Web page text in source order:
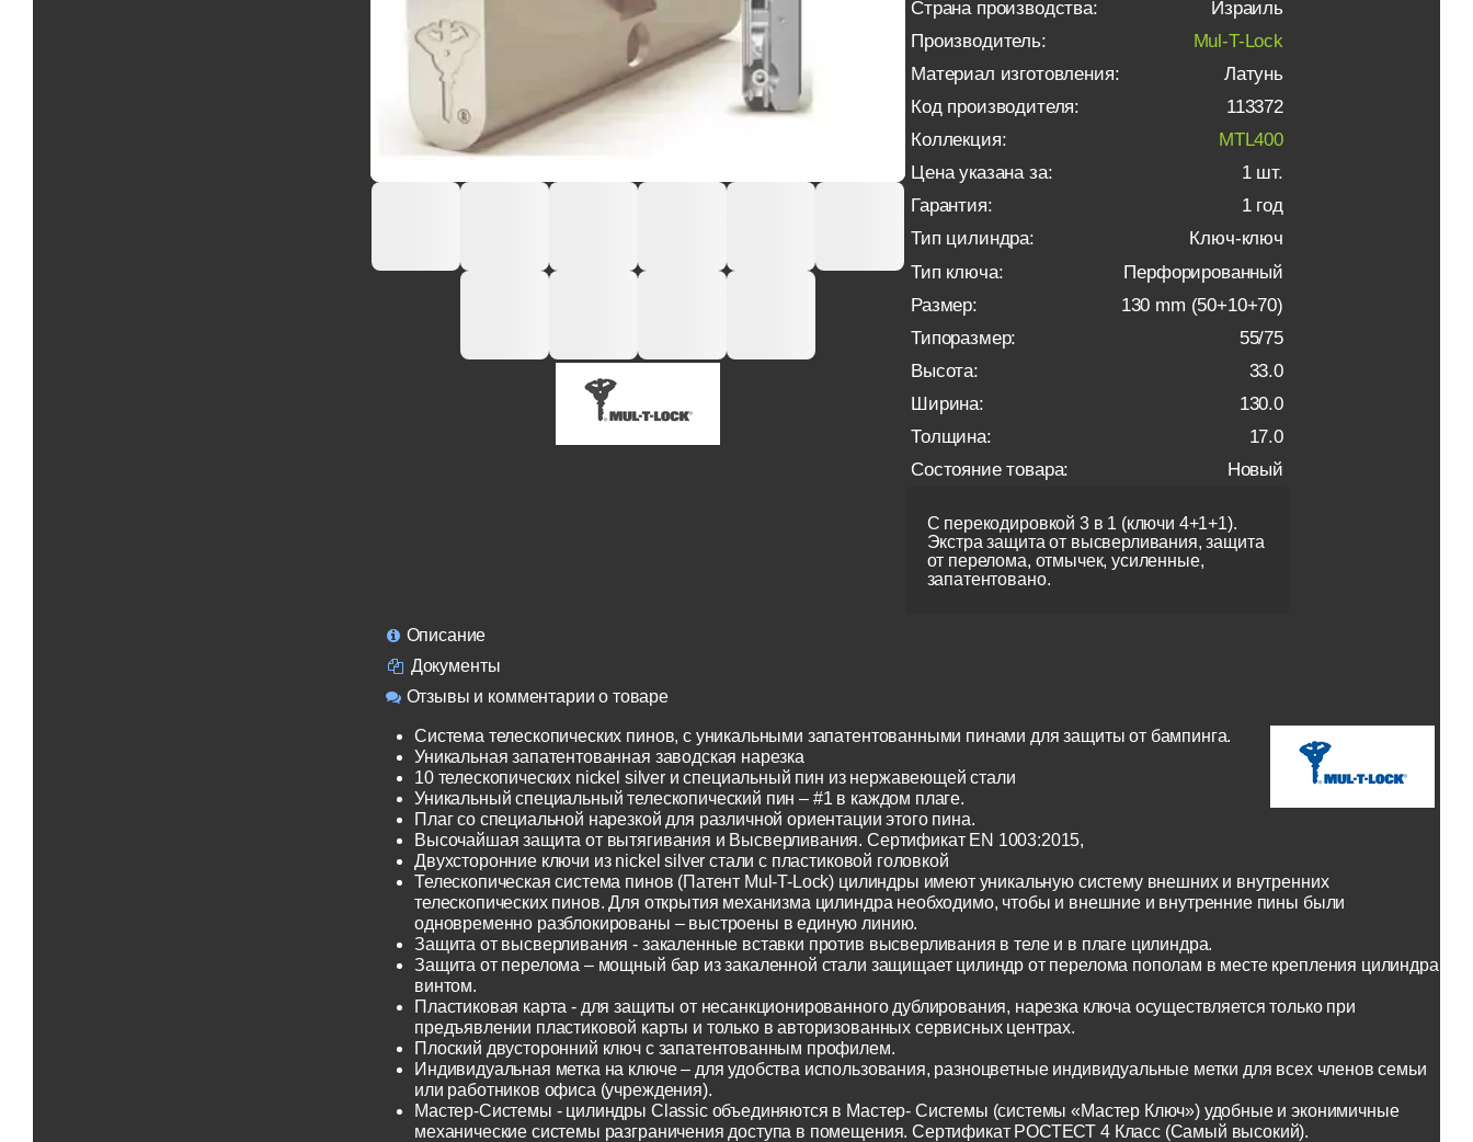
Страна производства:
Израиль
Производитель:
Mul-T-Lock
Материал изготовления:
Латунь
Код производителя:
113372
Коллекция:
MTL400
Цена указана за:
1 шт.
Гарантия:
1 год
Тип цилиндра:
Ключ-ключ
Тип ключа:
Перфорированный
Размер:
130 mm (50+10+70)
Типоразмер:
55/75
Высота:
33.0
Ширина:
130.0
Толщина:
17.0
Состояние товара:
Новый
С перекодировкой 3 в 1 (ключи 4+1+1).
Экстра защита от высверливания, защита
от перелома, отмычек, усиленные,
запатентовано.
Описание
Документы
Отзывы и комментарии о товаре
Система телескопических пинов, с уникальными запатентованными пинами для защиты от бампинга.
Уникальная запатентованная заводская нарезка
10 телескопических nickel silver и специальный пин из нержавеющей стали
Уникальный специальный телескопический пин – #1 в каждом плаге.
Плаг со специальной нарезкой для различной ориентации этого пина.
Высочайшая защита от вытягивания и Высверливания. Сертификат EN 1003:2015,
Двухсторонние ключи из nickel silver стали с пластиковой головкой
Телескопическая система пинов (Патент Mul-T-Lock) цилиндры имеют уникальную систему внешних и внутренних
телескопических пинов. Для открытия механизма цилиндра необходимо, чтобы и внешние и внутренние пины были
одновременно разблокированы – выстроены в единую линию.
Защита от высверливания - закаленные вставки против высверливания в теле и в плаге цилиндра.
Защита от перелома – мощный бар из закаленной стали защищает цилиндр от перелома пополам в месте крепления цилиндра
винтом.
Пластиковая карта - для защиты от несанкционированного дублирования, нарезка ключа осуществляется только при
предъявлении пластиковой карты и только в авторизованных сервисных центрах.
Плоский двусторонний ключ с запатентованным профилем.
Индивидуальная метка на ключе – для удобства использования, разноцветные индивидуальные метки для всех членов семьи
или работников офиса (учреждения).
Мастер-Системы - цилиндры Classic объединяются в Мастер- Системы (системы «Мастер Ключ») удобные и эконимичные
механические системы разграничения доступа в помещения. Сертификат РОСТЕСТ 4 Класс (Самый высокий).